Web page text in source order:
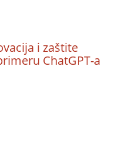
i zaštite
ChatGPT-a